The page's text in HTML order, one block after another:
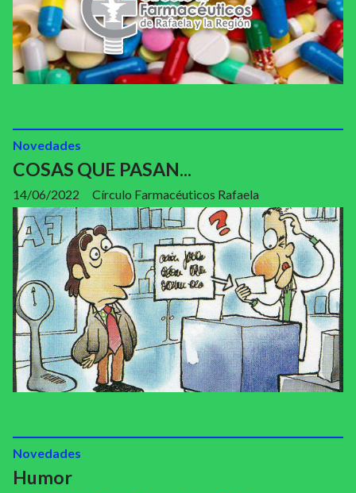
COSAS QUE PASAN...
Círculo Farmacéuticos Rafaela
Novedades
14/06/2022
Humor
Novedades